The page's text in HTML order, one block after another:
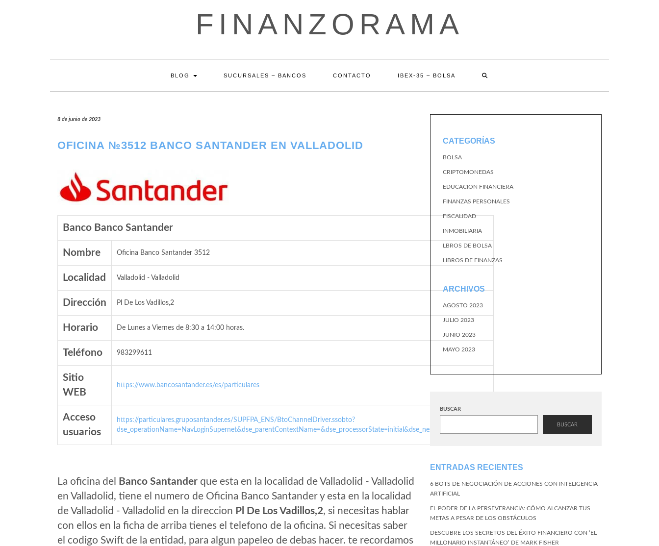
FINANZORAMA
BLOG SUCURSALES – BANCOS CONTACTO IBEX-35 – BOLSA
8 de junio de 2023
OFICINA №3512 BANCO SANTANDER EN VALLADOLID
Banco Banco Santander
Nombre Oficina Banco Santander 3512
Localidad Valladolid - Valladolid
Dirección Pl De Los Vadillos,2
Horario De Lunes a Viernes de 8:30 a 14:00 horas.
Teléfono 983299611
Sitio
WEB
https://www.bancosantander.es/es/particulares
Acceso
usuarios
https://particulares.gruposantander.es/SUPFPA_ENS/BtoChannelDriver.ssobto?
dse_operationName=NavLoginSupernet&dse_parentContextName=&dse_processorState=initial&dse_nextEventName=start
La oficina del Banco Santander que esta en la localidad de Valladolid - Valladolid
en Valladolid, tiene el numero de Oficina Banco Santander y esta en la localidad
de Valladolid - Valladolid en la direccion Pl De Los Vadillos,2, si necesitas hablar
con ellos en la ficha de arriba tienes el telefono de la oficina. Si necesitas saber
el codigo Swift de la entidad, para algun papeleo de debas hacer. te recordamos
CATEGORÍAS
BOLSA
CRIPTOMONEDAS
EDUCACION FINANCIERA
FINANZAS PERSONALES
FISCALIDAD
INMOBILIARIA
LBROS DE BOLSA
LIBROS DE FINANZAS
ARCHIVOS
AGOSTO 2023
JULIO 2023
JUNIO 2023
MAYO 2023
BUSCAR
BUSCAR
ENTRADAS RECIENTES
6 BOTS DE NEGOCIACIÓN DE ACCIONES CON INTELIGENCIA
ARTIFICIAL
EL PODER DE LA PERSEVERANCIA: CÓMO ALCANZAR TUS
METAS A PESAR DE LOS OBSTÁCULOS
DESCUBRE LOS SECRETOS DEL ÉXITO FINANCIERO CON ‘EL
MILLONARIO INSTANTÁNEO’ DE MARK FISHER